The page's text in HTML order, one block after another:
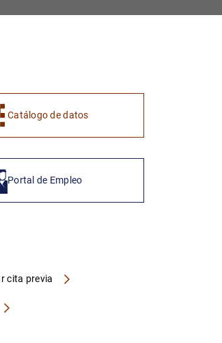
Catálogo de datos
Portal de Empleo
cita previa